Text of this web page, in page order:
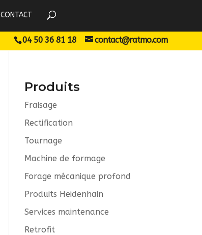
04 50 36 81 18 contact@ratmo.com
CONTACT
Produits
Fraisage
Rectification
Tournage
Machine de formage
Forage mécanique profond
Produits Heidenhain
Services maintenance
Retrofit